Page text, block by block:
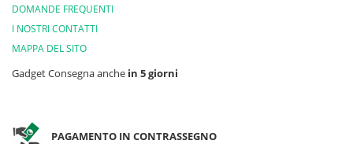
DOMANDE FREQUENTI
I NOSTRI CONTATTI
MAPPA DEL SITO
Gadget Consegna anche in 5 giorni
PAGAMENTO IN CONTRASSEGNO